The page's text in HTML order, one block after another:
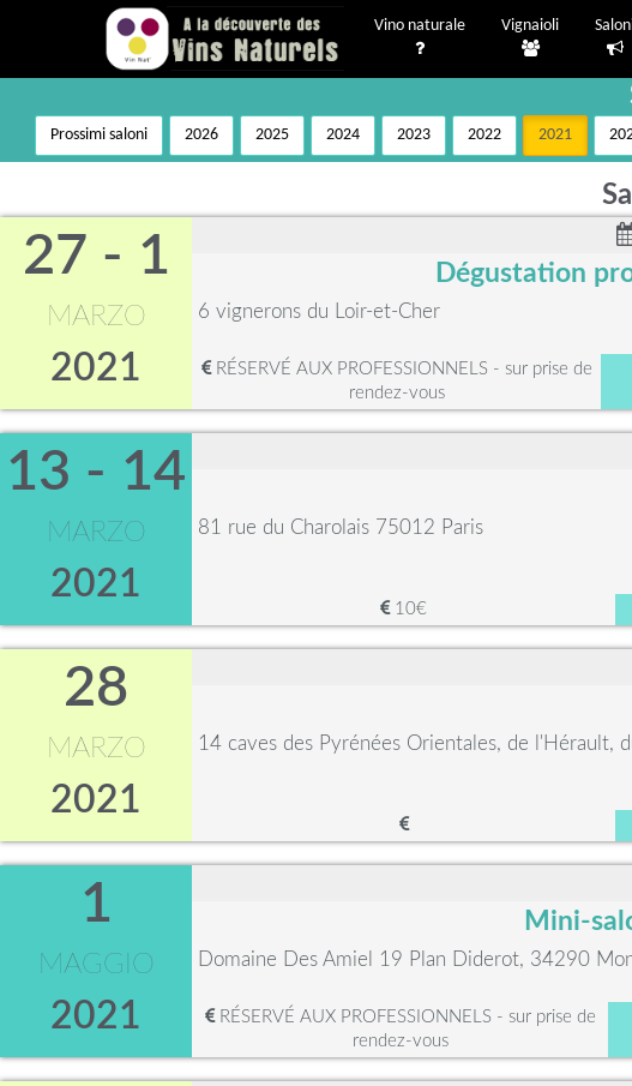
Vino naturale Vignaioli
Prossimi saloni 2026 2025 2024 2023 2022 2021
27 - 1
MARZO
2021
Dégustation
6 vignerons du Loir-et-Cher
RÉSERVÉ AUX PROFESSIONNELS - sur prise de
rendez-vous
13 - 14
MARZO
2021
81 rue du Charolais 75012 Paris
10€
28
MARZO
2021
14 caves des Pyrénées Orientales, de l'Hérault,
1
MAGGIO
2021
Mini-
Domaine Des Amiel 19 Plan Diderot, 34290
RÉSERVÉ AUX PROFESSIONNELS - sur prise de
rendez-vous